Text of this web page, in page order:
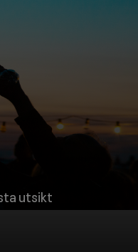
utsikt